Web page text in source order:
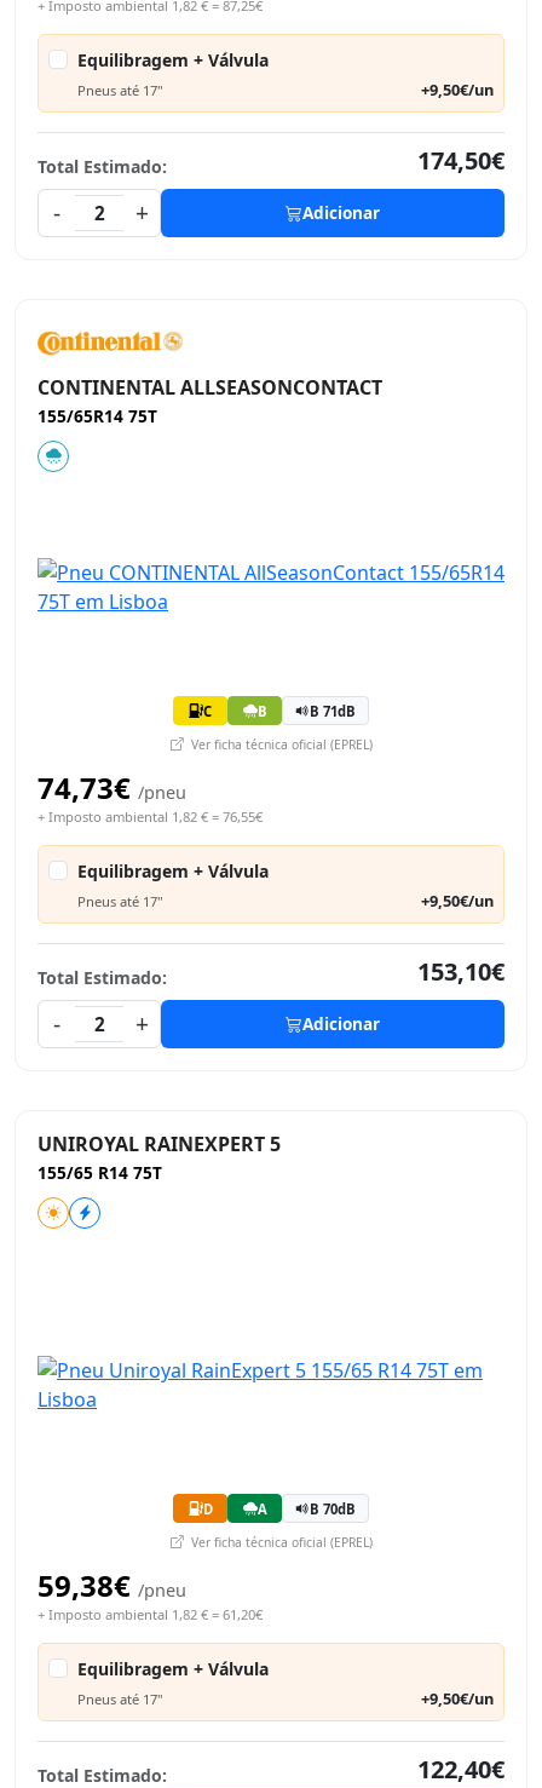
+ Imposto ambiental 1,82 € = 87,25€
Equilibragem + Válvula
Pneus até 17" +9,50€/un
Total Estimado:
174,50€
-
2 + Adicionar
CONTINENTAL ALLSEASONCONTACT
155/65R14 75T
C B B 71dB
Ver ficha técnica oficial (EPREL)
74,73€ /pneu
+ Imposto ambiental 1,82 € = 76,55€
Equilibragem + Válvula
Pneus até 17" +9,50€/un
Total Estimado:
153,10€
-
2 + Adicionar
UNIROYAL RAINEXPERT 5
155/65 R14 75T
D A B 70dB
Ver ficha técnica oficial (EPREL)
59,38€ /pneu
+ Imposto ambiental 1,82 € = 61,20€
Equilibragem + Válvula
Pneus até 17" +9,50€/un
Total Estimado:
122,40€